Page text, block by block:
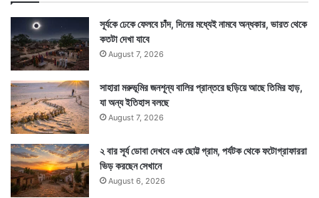
সূর্যকে ঢেকে ফেলবে চাঁদ, দিনের মধ্যেই নামবে অন্ধকার, ভারত থেকে
কতটা দেখা যাবে
August 7, 2026
সাহারা মরুভূমির জনশূন্য বালির প্রান্তরে ছড়িয়ে আছে তিমির হাড়,
যা অন্য ইতিহাস বলছে
August 7, 2026
২ বার সূর্য ডোবা দেখবে এক ছোট্ট গ্রাম, পর্যটক থেকে ফটোগ্রাফাররা
ভিড় করছেন সেখানে
August 6, 2026